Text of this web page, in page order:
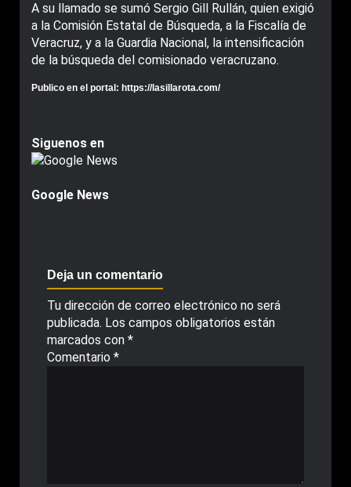
A su llamado se sumó Sergio Gill Rullán, quien exigió
a la Comisión Estatal de Búsqueda, a la Fiscalía de
Veracruz, y a la Guardia Nacional, la intensificación
de la búsqueda del comisionado veracruzano.
Publico en el portal: https://lasillarota.com/
Siguenos en
Google News
Deja un comentario
Tu dirección de correo electrónico no será
publicada. Los campos obligatorios están
marcados con *
Comentario *